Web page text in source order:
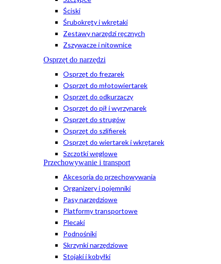
Ściski
Śrubokręty i wkrętaki
Zestawy narzędzi ręcznych
Zszywacze i nitownice
Osprzęt do narzędzi
Osprzęt do frezarek
Osprzęt do młotowiertarek
Osprzęt do odkurzaczy
Osprzęt do pił i wyrzynarek
Osprzęt do strugów
Osprzęt do szlifierek
Osprzęt do wiertarek i wkrętarek
Szczotki węglowe
Przechowywanie i transport
Akcesoria do przechowywania
Organizery i pojemniki
Pasy narzędziowe
Platformy transportowe
Plecaki
Podnośniki
Skrzynki narzędziowe
Stojaki i kobyłki